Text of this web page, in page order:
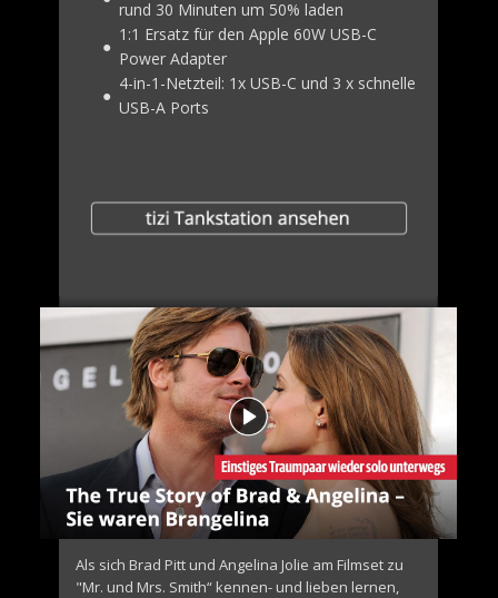
rund 30 Minuten um 50% laden
●
1:1 Ersatz für den Apple 60W USB-C
Power Adapter
●
4-in-1-Netzteil: 1x USB-C und 3 x schnelle
USB-A Ports
Als sich Brad Pitt und Angelina Jolie am Filmset zu
"Mr. und Mrs. Smith“ kennen- und lieben lernen,